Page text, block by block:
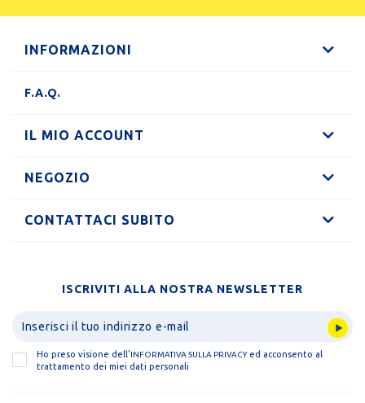
INFORMAZIONI
F.A.Q.
IL MIO ACCOUNT
NEGOZIO
CONTATTACI SUBITO
ISCRIVITI ALLA NOSTRA NEWSLETTER
Ho preso visione dell' INFORMATIVA SULLA PRIVACYed acconsento al
trattamento dei miei dati personali